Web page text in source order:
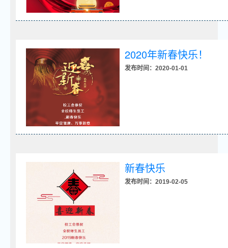
2020年新春快乐！
发布时间：2020-01-01
新春快乐
发布时间：2019-02-05